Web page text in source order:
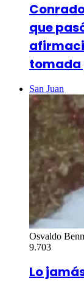
que
tomada
San Juan
Osvaldo
9.703
Lo